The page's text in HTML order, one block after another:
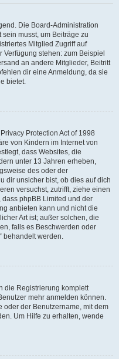
Die Board-Administration
musst, um Beiträge zu
Mitglied Zugriff auf
stehen: zum Beispiel
an andere Mitglieder, Beitritt
dir eine Anmeldung, da sie
bietet.
Protection Act of 1998
von Kindern im Internet von
dass Websites, die
unter 13 Jahren erheben,
des oder der
dir unsicher bist, ob dies auf dich
versuchst, zutrifft, ziehe einen
phpBB Limited und der
anbieten kann und nicht die
Art ist; außer solchen, die
falls es Beschwerden oder
behandelt werden.
die Registrierung komplett
mehr anmelden können.
oder der Benutzername, mit dem
Um Hilfe zu erhalten, wende